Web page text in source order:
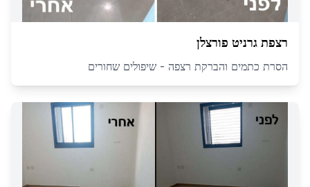
רצפת גרניט פורצלן
הסרת כתמים והברקת רצפה - שיפולים שחורים